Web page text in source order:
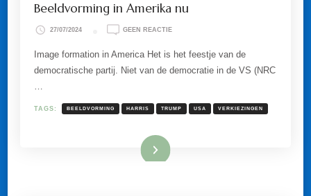
Beeldvorming in Amerika nu
27/07/2024 GEEN REACTIEOP
IN
NU
Image formation in America Het is het feestje van de
democratische partij. Niet van de democratie in de VS (NRC
…
TAGS: BEELDVORMING HARRIS TRUMP USA VERKIEZINGEN
Lees meer